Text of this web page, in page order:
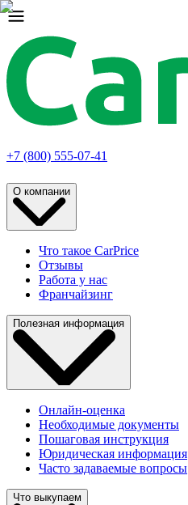
+7 (800) 555-07-41
О компании
Что такое CarPrice
Отзывы
Работа у нас
Франчайзинг
Полезная информация
Онлайн-оценка
Необходимые документы
Пошаговая инструкция
Юридическая информация
Часто задаваемые вопросы
Что выкупаем